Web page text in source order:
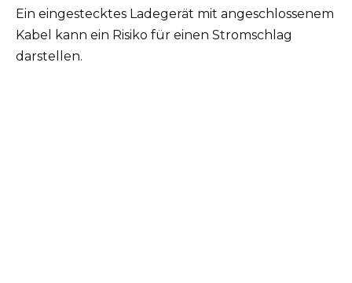
Ein eingestecktes Ladegerät mit angeschlossenem
Kabel kann ein Risiko für einen Stromschlag
darstellen.